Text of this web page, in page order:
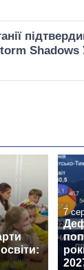
Shadows
7